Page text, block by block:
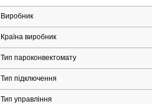
Виробник
Країна виробник
Тип пароконвектомату
Тип підключення
Тип управління